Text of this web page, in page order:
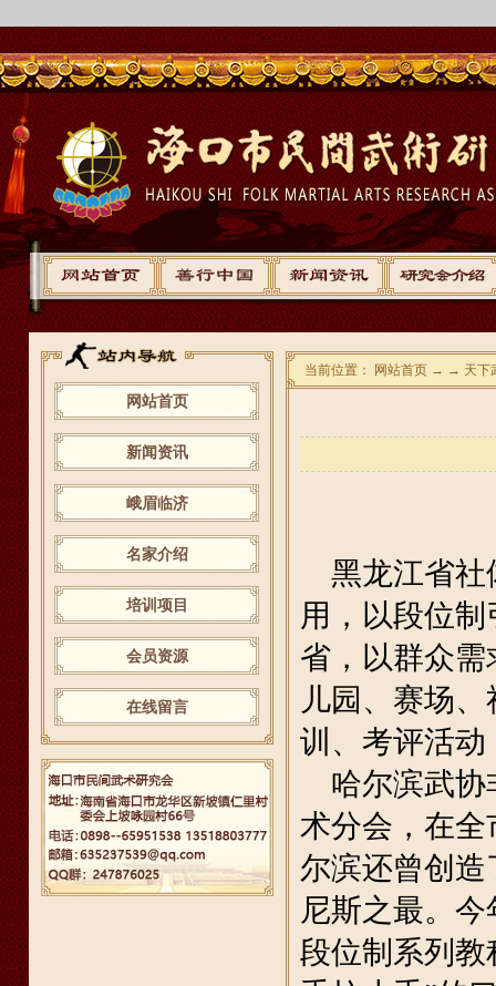
网站首页
新闻资讯
峨眉临济
名家介绍
培训项目
会员资源
在线留言
当前位置： 网站首页 → → 天下
黑龙江省社
用，以段位
省，以群众
儿园、赛场
训、考评活
哈尔滨武协
术分会，在全
尔滨还曾创
尼斯之最。
段位制系列教